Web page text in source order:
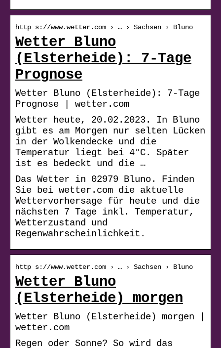
http s://www.wetter.com › … › Sachsen › Bluno
Wetter Bluno
(Elsterheide): 7-Tage
Prognose
Wetter Bluno (Elsterheide): 7-Tage
Prognose | wetter.com
Wetter heute, 20.02.2023. In Bluno
gibt es am Morgen nur selten Lücken
in der Wolkendecke und die
Temperatur liegt bei 4°C. Später
ist es bedeckt und die …
Das Wetter in 02979 Bluno. Finden
Sie bei wetter.com die aktuelle
Wettervorhersage für heute und die
nächsten 7 Tage inkl. Temperatur,
Wetterzustand und
Regenwahrscheinlichkeit.
http s://www.wetter.com › … › Sachsen › Bluno
Wetter Bluno
(Elsterheide) morgen
Wetter Bluno (Elsterheide) morgen |
wetter.com
Regen oder Sonne? So wird das